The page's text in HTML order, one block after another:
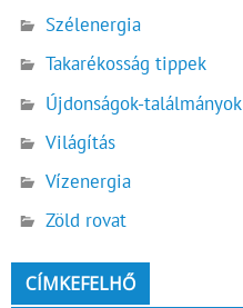
Szélenergia
Takarékosság tippek
Újdonságok-találmányok
Világítás
Vízenergia
Zöld rovat
CÍMKEFELHŐ